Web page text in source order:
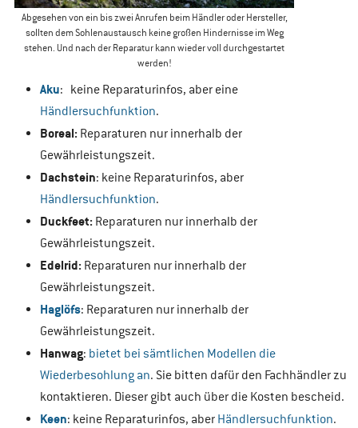
Abgesehen von ein bis zwei Anrufen beim Händler oder Hersteller,
sollten dem Sohlenaustausch keine großen Hindernisse im Weg
stehen. Und nach der Reparatur kann wieder voll durchgestartet
werden!
Aku: keine Reparaturinfos, aber eine
Händlersuchfunktion.
Boreal: Reparaturen nur innerhalb der
Gewährleistungszeit.
Dachstein: keine Reparaturinfos, aber
Händlersuchfunktion.
Duckfeet: Reparaturen nur innerhalb der
Gewährleistungszeit.
Edelrid: Reparaturen nur innerhalb der
Gewährleistungszeit.
Haglöfs: Reparaturen nur innerhalb der
Gewährleistungszeit.
Hanwag: bietet bei sämtlichen Modellen die
Wiederbesohlung an. Sie bitten dafür den Fachhändler zu
kontaktieren. Dieser gibt auch über die Kosten bescheid.
Keen: keine Reparaturinfos, aber Händlersuchfunktion.